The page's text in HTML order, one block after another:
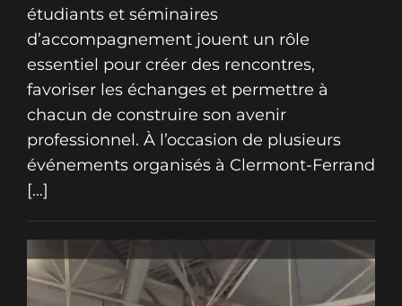
étudiants et séminaires
d’accompagnement jouent un rôle
essentiel pour créer des rencontres,
favoriser les échanges et permettre à
chacun de construire son avenir
professionnel. À l’occasion de plusieurs
événements organisés à Clermont-Ferrand
[…]